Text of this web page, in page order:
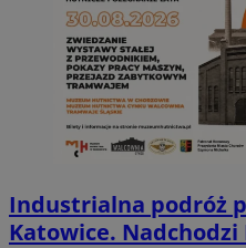
Industrialna podróż
Katowice. Nadchodzi